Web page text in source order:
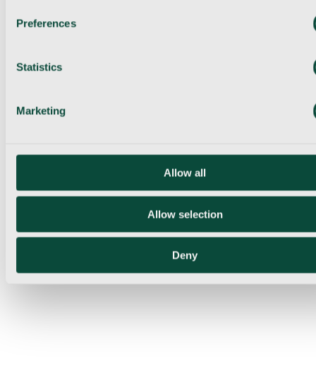
Preferences
Statistics
Marketing
Allow all
Allow selection
Deny